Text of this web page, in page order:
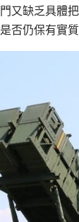
又缺乏具體
否仍保有實